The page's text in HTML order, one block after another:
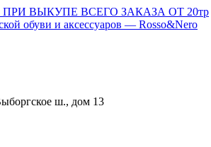
ВЫКУПЕ ВСЕГО ЗАКАЗА ОТ 20тр
ш., дом 13